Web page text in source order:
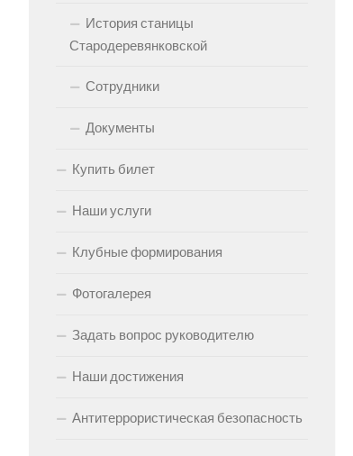
История станицы
Стародеревянковской
Сотрудники
Документы
Купить билет
Наши услуги
Клубные формирования
Фотогалерея
Задать вопрос руководителю
Наши достижения
Антитеррористическая безопасность